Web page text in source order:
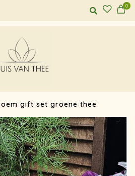
0
gift set groene thee